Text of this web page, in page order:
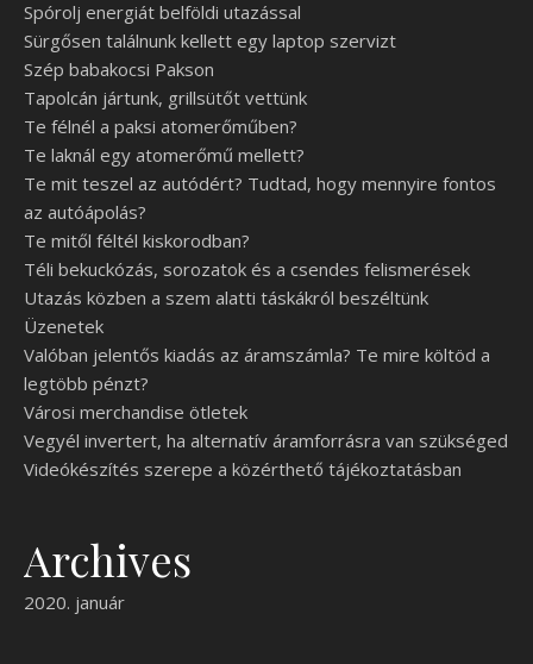
Spórolj energiát belföldi utazással
Sürgősen találnunk kellett egy laptop szervizt
Szép babakocsi Pakson
Tapolcán jártunk, grillsütőt vettünk
Te félnél a paksi atomerőműben?
Te laknál egy atomerőmű mellett?
Te mit teszel az autódért? Tudtad, hogy mennyire fontos
az autóápolás?
Te mitől féltél kiskorodban?
Téli bekuckózás, sorozatok és a csendes felismerések
Utazás közben a szem alatti táskákról beszéltünk
Üzenetek
Valóban jelentős kiadás az áramszámla? Te mire költöd a
legtöbb pénzt?
Városi merchandise ötletek
Vegyél invertert, ha alternatív áramforrásra van szükséged
Videókészítés szerepe a közérthető tájékoztatásban
Archives
2020. január